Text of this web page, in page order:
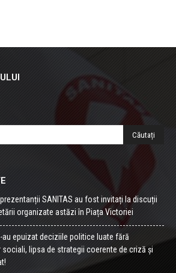
SANITAS au fost invitați la discuții
organizate astăzi în Piața Victoriei
au epuizat deciziile politice luate fără
lipsa de strategii coerente de criză și